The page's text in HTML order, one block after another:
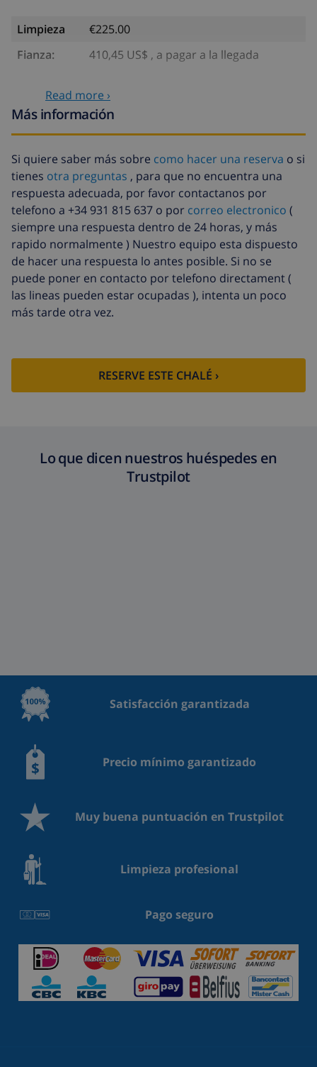
Limpieza
€225.00
Fianza:
410,45 US$ , a pagar a la llegada
Servicios opcionales
Sábanas
extra
17,59 US$ por persona
Toallas extra
8,80 US$ por persona
Salida tardía
113,75 US$
Limpieza
extra
basado en consumo de energía
(52,77 US$/HOUR)
Fondo
cancelación:
4.80% del importe total
Read more ›
Más información
Si quiere saber más sobre como hacer una reserva o si
tienes otra preguntas , para que no encuentra una
respuesta adecuada, por favor contactanos por
telefono a +34 931 815 637 o por correo electronico (
siempre una respuesta dentro de 24 horas, y más
rapido normalmente ) Nuestro equipo esta dispuesto
de hacer una respuesta lo antes posible. Si no se
puede poner en contacto por telefono directament (
las lineas pueden estar ocupadas ), intenta un poco
más tarde otra vez.
RESERVE ESTE CHALÉ ›
Lo que dicen nuestros huéspedes en
Trustpilot
Satisfacción garantizada
Precio mínimo garantizado
Muy buena puntuación en Trustpilot
Limpieza profesional
Pago seguro